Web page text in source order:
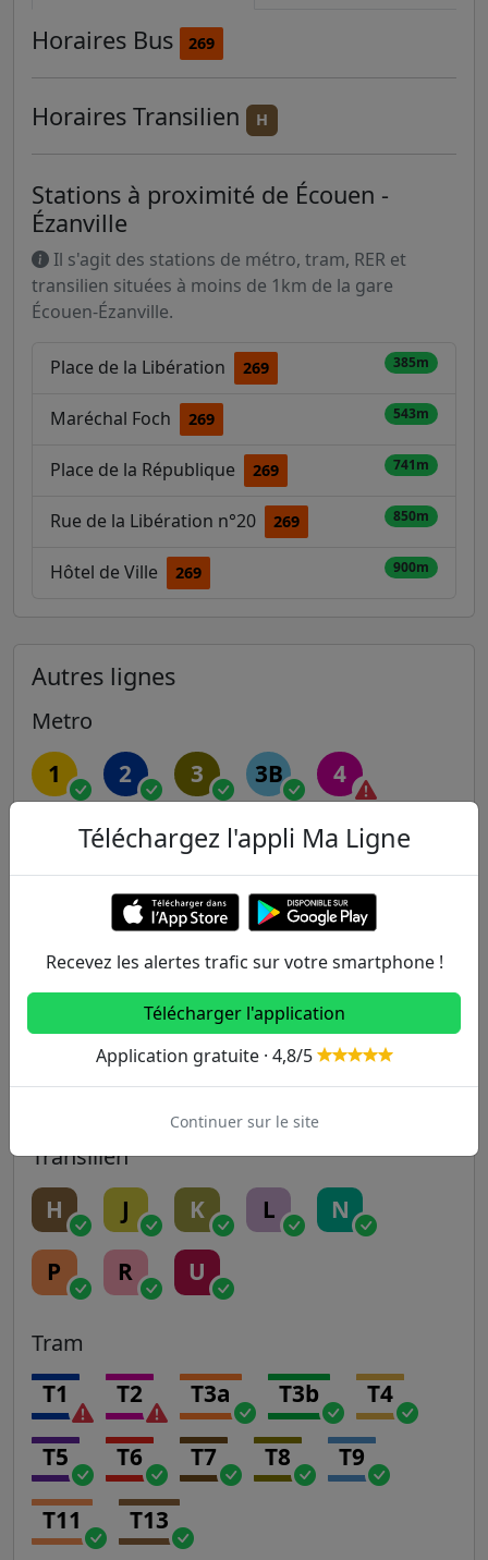
Horaires Bus 269
Horaires Transilien H
Stations à proximité de Écouen -
Ézanville
Il s'agit des stations de métro, tram, RER et
transilien situées à moins de 1km de la gare
Écouen-Ézanville.
Place de la Libération 269 385m
Maréchal Foch 269 543m
Place de la République 269 741m
Rue de la Libération n°20 269 850m
Hôtel de Ville 269 900m
Autres lignes
Metro
1 2 3 3B 4
6 7 7B 8
10 11 12 13
14
RER
A B C D E
Transilien
H J K L N
P R U
Tram
T1 T2 T3a T3b T4
T5 T6 T7 T8 T9
T11 T13
Téléchargez l'appli Ma Ligne
Recevez les alertes trafic sur votre smartphone !
Télécharger l'application
Application gratuite · 4,8/5
Continuer sur le site